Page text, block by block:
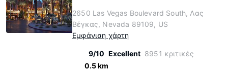
2650 Las Vegas Boulevard South, Λας
Βέγκας, Nevada 89109, US
Εμφάνιση χάρτη
9/10 Excellent 8951 κριτικές
0.5 km